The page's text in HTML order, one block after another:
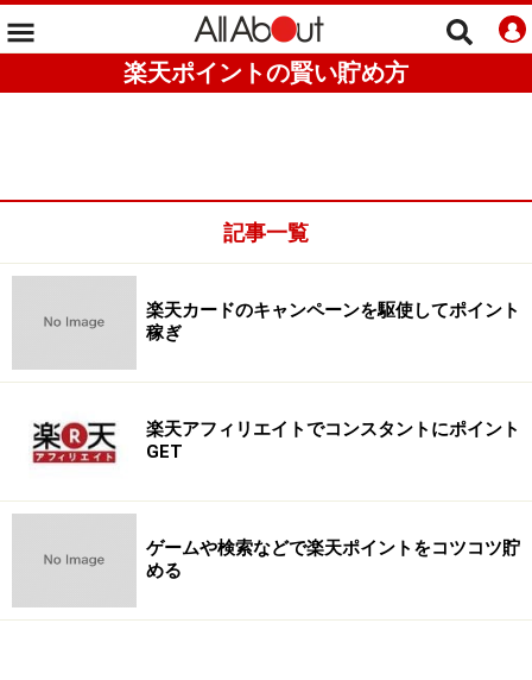
楽天ポイントの賢い貯め方
記事一覧
楽天カードのキャンペーンを駆使してポイント
稼ぎ
楽天アフィリエイトでコンスタントにポイント
GET
ゲームや検索などで楽天ポイントをコツコツ貯
める